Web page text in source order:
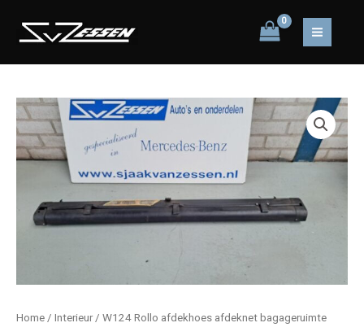
naar
inhoud
MAIN
Home / Interieur/ W124 Rollo afdekhoes afdeknet bagageruimte